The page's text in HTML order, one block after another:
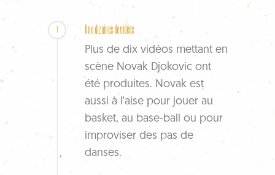
1 Une dizaines de vidéos
Plus de dix vidéos mettant en
scène Novak Djokovic ont
été produites. Novak est
aussi à l'aise pour jouer au
basket, au base-ball ou pour
improviser des pas de
danses.